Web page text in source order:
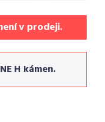
v prodeji.
H kámen.